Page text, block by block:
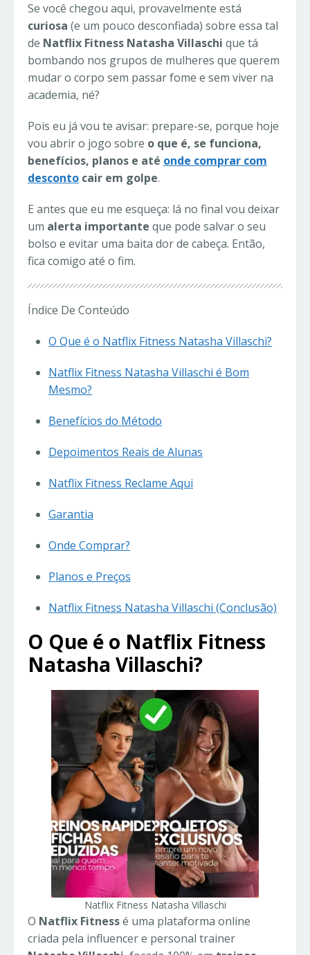
Se você chegou aqui, provavelmente está
curiosa (e um pouco desconfiada) sobre essa tal
de Natflix Fitness Natasha Villaschi que tá
bombando nos grupos de mulheres que querem
mudar o corpo sem passar fome e sem viver na
academia, né?
Pois eu já vou te avisar: prepare-se, porque hoje
vou abrir o jogo sobre o que é, se funciona,
benefícios, planos e até onde comprar com
desconto cair em golpe.
E antes que eu me esqueça: lá no final vou deixar
um alerta importante que pode salvar o seu
bolso e evitar uma baita dor de cabeça. Então,
fica comigo até o fim.
Índice De Conteúdo
O Que é o Natflix Fitness Natasha Villaschi?
Natflix Fitness Natasha Villaschi é Bom
Mesmo?
Benefícios do Método
Depoimentos Reais de Alunas
Natflix Fitness Reclame Aqui
Garantia
Onde Comprar?
Planos e Preços
Natflix Fitness Natasha Villaschi (Conclusão)
O Que é o Natflix Fitness
Natasha Villaschi?
Natflix Fitness Natasha Villaschi
O Natflix Fitnessé uma plataforma online
criada pela influencer e personal trainer